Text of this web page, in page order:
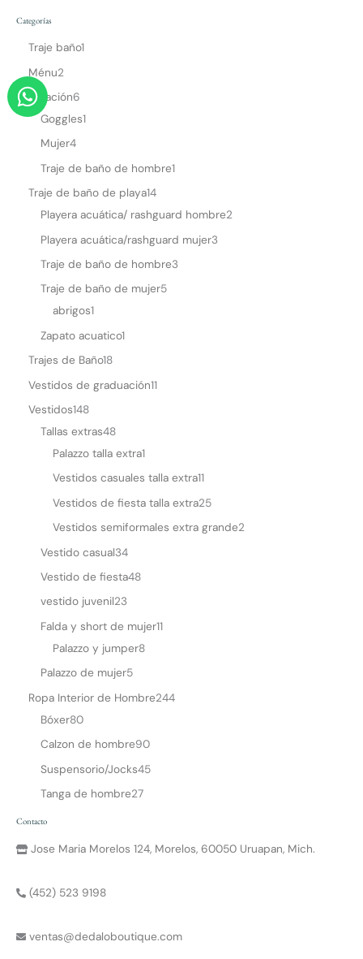
W
h
a
Categorías
Traje baño1
Ménu2
Natación6
Goggles1
Mujer4
Traje de baño de hombre1
Traje de baño de playa14
Playera acuática/ rashguard hombre2
Playera acuática/rashguard mujer3
Traje de baño de hombre3
Traje de baño de mujer5
abrigos1
Zapato acuatico1
Trajes de Baño18
Vestidos de graduación11
Vestidos148
Tallas extras48
Palazzo talla extra1
Vestidos casuales talla extra11
Vestidos de fiesta talla extra25
Vestidos semiformales extra grande2
Vestido casual34
Vestido de fiesta48
vestido juvenil23
Falda y short de mujer11
Palazzo y jumper8
Palazzo de mujer5
Ropa Interior de Hombre244
Bóxer80
Calzon de hombre90
Suspensorio/Jocks45
Tanga de hombre27
Contacto
Jose Maria Morelos 124, Morelos, 60050 Uruapan, Mich.
(452) 523 9198
ventas@dedaloboutique.com